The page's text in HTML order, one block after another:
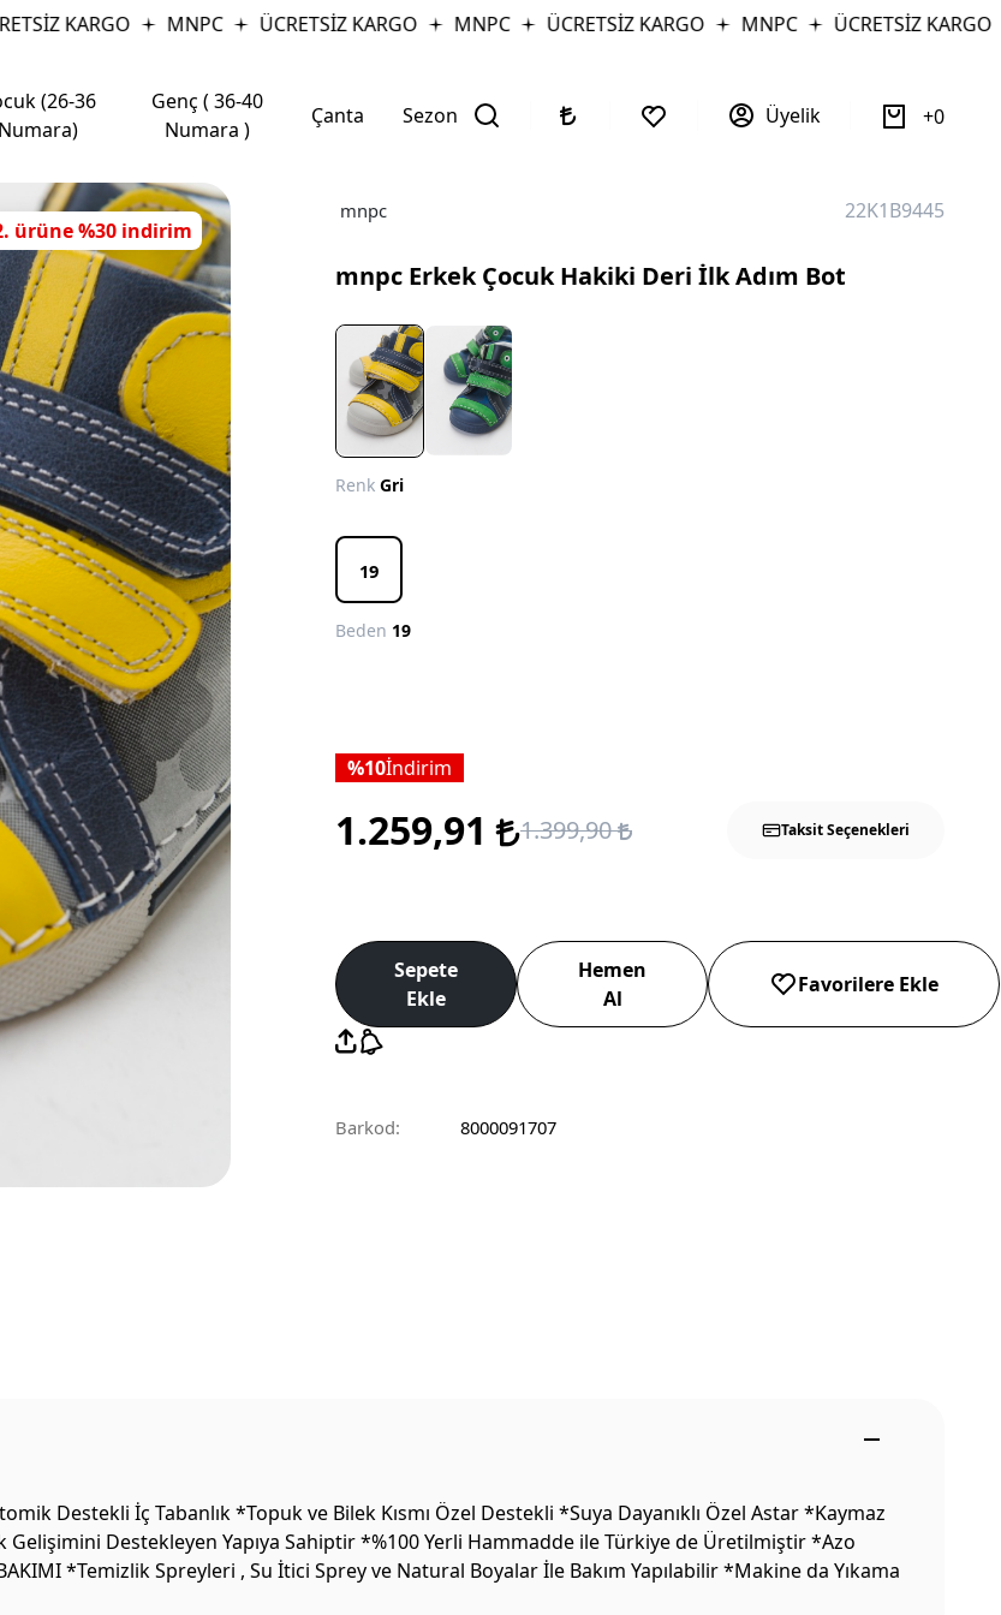
KARGO MNPC ÜCRETSİZ KARGO MNPC ÜCRETSİZ KARGO MNPC ÜCRETSİZ KARGO
(26-36
Numara)
Genç ( 36-40
Numara )
Çanta Sezon Üyelik 0
ürüne %30 indirim
mnpc 22K1B9445
mnpc Erkek Çocuk Hakiki Deri İlk Adım Bot
RenkGri
19
Beden 19
10İndirim
1.259,91 1.399,90 Taksit Seçenekleri
Sepete
Ekle
Hemen
Al
Favorilere Ekle
Barkod: 8000091707
Destekli İç Tabanlık *Topuk ve Bilek Kısmı Özel Destekli *Suya Dayanıklı Özel Astar *Kaymaz
Gelişimini Destekleyen Yapıya Sahiptir *%100 Yerli Hammadde ile Türkiye de Üretilmiştir *Azo
*Temizlik Spreyleri , Su İtici Sprey ve Natural Boyalar İle Bakım Yapılabilir *Makine da Yıkama